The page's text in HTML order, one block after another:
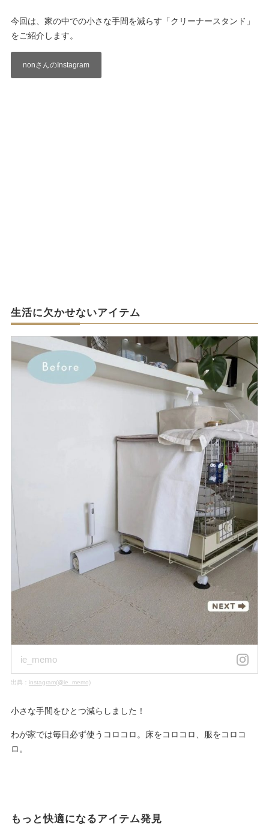
今回は、家の中での小さな手間を減らす「クリーナースタンド」
をご紹介します。
nonさんのInstagram
生活に欠かせないアイテム
ie_memo
出典： instagram(@ie_memo)
小さな手間をひとつ減らしました！
わが家では毎日必ず使うコロコロ。床をコロコロ、服をコロコ
ロ。
もっと快適になるアイテム発見